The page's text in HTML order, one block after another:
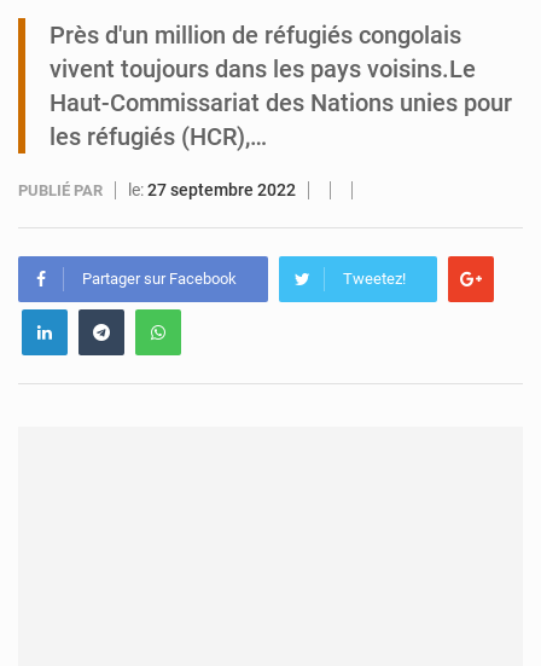
Tibiri : le dialogue, nouveau terrain de jeu pour la paix
Près d'un million de réfugiés congolais
vivent toujours dans les pays voisins.Le
Haut-Commissariat des Nations unies pour
les réfugiés (HCR),…
PUBLIÉ PAR le:27 septembre 2022
Partager sur Facebook Tweetez!